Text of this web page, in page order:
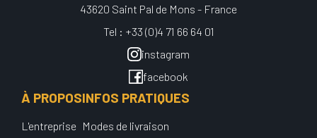
43620 Saint Pal de Mons - France
Tel : +33 (0)4 71 66 64 01
instagram
facebook
À PROPOS
L'entreprise
INFOS PRATIQUES
Modes de livraison